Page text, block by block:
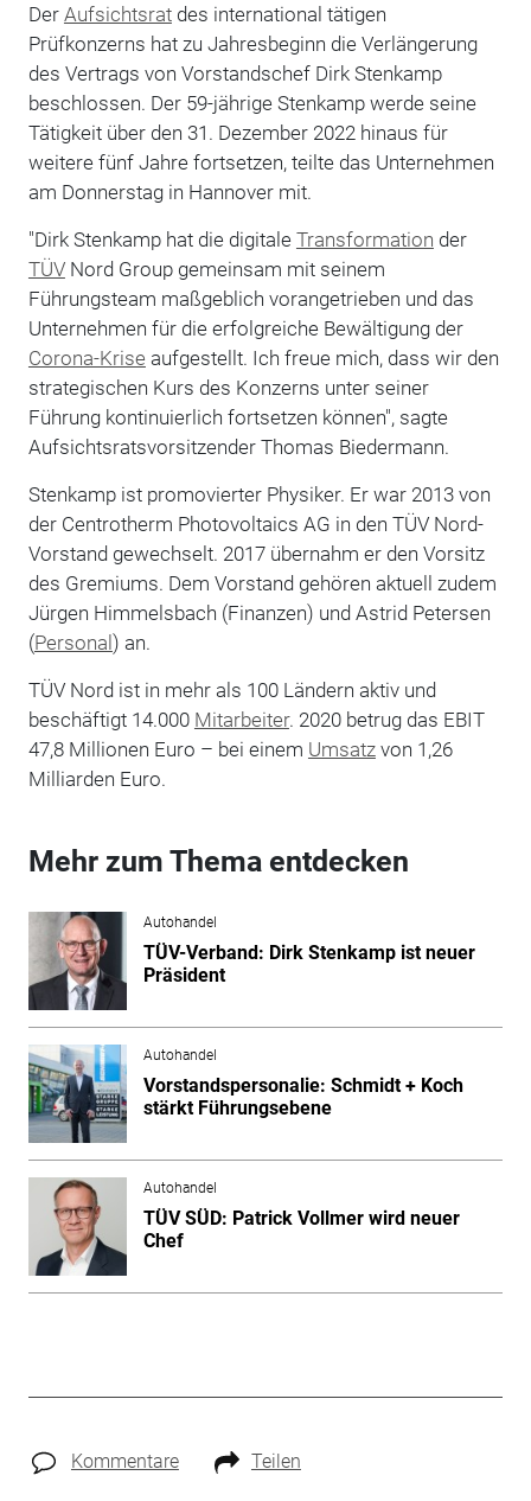
Der Aufsichtsratdes international tätigen
Prüfkonzerns hat zu Jahresbeginn die Verlängerung
des Vertrags von Vorstandschef Dirk Stenkamp
beschlossen. Der 59-jährige Stenkamp werde seine
Tätigkeit über den 31. Dezember 2022 hinaus für
weitere fünf Jahre fortsetzen, teilte das Unternehmen
am Donnerstag in Hannover mit.
"Dirk Stenkamp hat die digitale Transformation der
TÜVNord Group gemeinsam mit seinem
Führungsteam maßgeblich vorangetrieben und das
Unternehmen für die erfolgreiche Bewältigung der
Corona-Krise aufgestellt. Ich freue mich, dass wir den
strategischen Kurs des Konzerns unter seiner
Führung kontinuierlich fortsetzen können", sagte
Aufsichtsratsvorsitzender Thomas Biedermann.
Stenkamp ist promovierter Physiker. Er war 2013 von
der Centrotherm Photovoltaics AG in den TÜV Nord-
Vorstand gewechselt. 2017 übernahm er den Vorsitz
des Gremiums. Dem Vorstand gehören aktuell zudem
Jürgen Himmelsbach (Finanzen) und Astrid Petersen
(Personal) an.
TÜV Nord ist in mehr als 100 Ländern aktiv und
beschäftigt 14.000 Mitarbeiter. 2020 betrug das EBIT
47,8 Millionen Euro – bei einem Umsatzvon 1,26
Milliarden Euro.
Mehr zum Thema entdecken
Autohandel
TÜV-Verband: Dirk Stenkamp ist neuer
Präsident
Autohandel
Vorstandspersonalie: Schmidt + Koch
stärkt Führungsebene
Autohandel
TÜV SÜD: Patrick Vollmer wird neuer
Chef
Kommentare Teilen